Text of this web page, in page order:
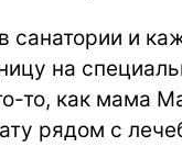
санатории и
на
то, как мама
рядом с